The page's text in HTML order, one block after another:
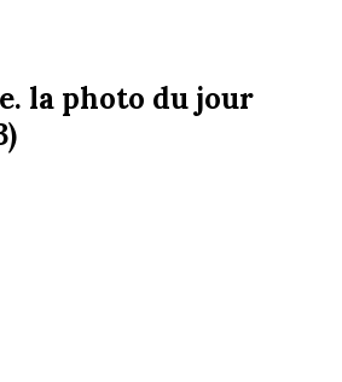
la photo du jour